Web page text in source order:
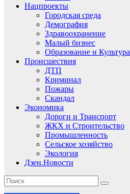
Нацпроекты
Городская среда
Демография
Здравоохранение
Малый бизнес
Образование и Культура
Происшествия
ДТП
Криминал
Пожары
Скандал
Экономика
Дороги и Транспорт
ЖКХ и Строительство
Промышленность
Сельское хозяйство
Экология
Дзен.Новости